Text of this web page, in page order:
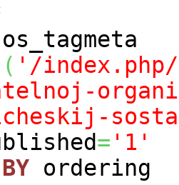
( '/index.php/
= '1'
BY ordering